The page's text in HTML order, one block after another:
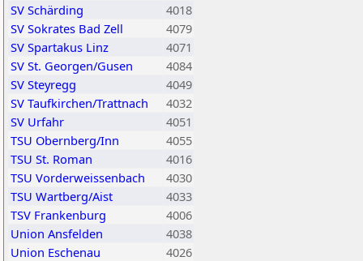
SV Schärding
4018
SV Sokrates Bad Zell
4079
SV Spartakus Linz
4071
SV St. Georgen/Gusen
4084
SV Steyregg
4049
SV Taufkirchen/Trattnach
4032
SV Urfahr
4051
TSU Obernberg/Inn
4055
TSU St. Roman
4016
TSU Vorderweissenbach
4030
TSU Wartberg/Aist
4033
TSV Frankenburg
4006
Union Ansfelden
4038
Union Eschenau
4026